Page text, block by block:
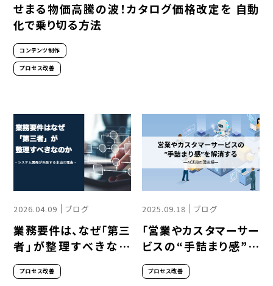
せまる物価高騰の波！カタログ価格改定を 自動
化で乗り切る方法
コンテンツ制作
プロセス改善
2026.04.09 ブログ
業務要件は、なぜ「第三
者」が整理すべきなの
か？システム開発が失
敗する本当の理由
プロセス改善
2025.09.18 ブログ
「営業やカスタマーサー
ビスの“手詰まり感”を
解消する ― AI活用の
現実解」
プロセス改善